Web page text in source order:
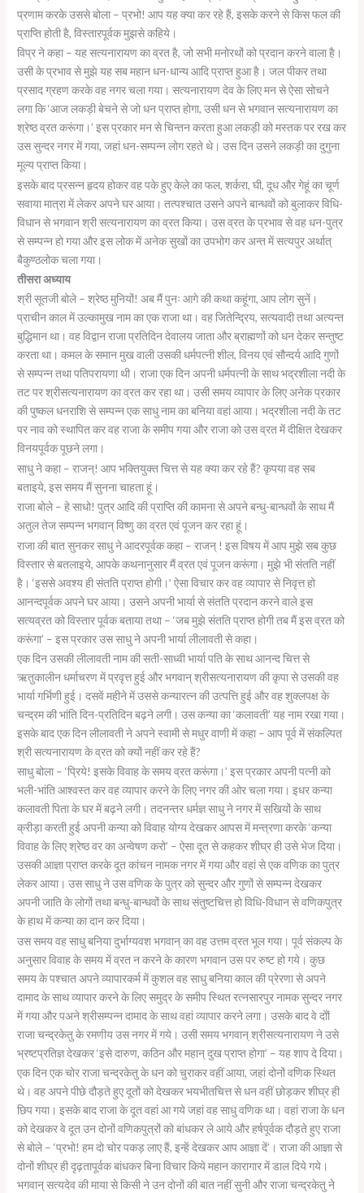
प्रणाम करके उससे बोला – प्रभो! आप यह क्या कर रहे हैं, इसके करने से किस फल की
प्राप्ति होती है, विस्तारपूर्वक मुझसे कहिये।
विप्र ने कहा – यह सत्यनारायण का व्रत है, जो सभी मनोरथों को प्रदान करने वाला है।
उसी के प्रभाव से मुझे यह सब महान धन-धान्य आदि प्राप्त हुआ है। जल पीकर तथा
प्रसाद ग्रहण करके वह नगर चला गया। सत्यनारायण देव के लिए मन से ऐसा सोचने
लगा कि ‘आज लकड़ी बेचने से जो धन प्राप्त होगा, उसी धन से भगवान सत्यनारायण का
श्रेष्ठ व्रत करूंगा।’ इस प्रकार मन से चिन्तन करता हुआ लकड़ी को मस्तक पर रख कर
उस सुन्दर नगर में गया, जहां धन-सम्पन्न लोग रहते थे। उस दिन उसने लकड़ी का दुगुना
मूल्य प्राप्त किया।
इसके बाद प्रसन्न हृदय होकर वह पके हुए केले का फल, शर्करा, घी, दूध और गेहूं का चूर्ण
सवाया मात्रा में लेकर अपने घर आया। तत्पश्चात उसने अपने बान्धवों को बुलाकर विधि-
विधान से भगवान श्री सत्यनारायण का व्रत किया। उस व्रत के प्रभाव से वह धन-पुत्र
से सम्पन्न हो गया और इस लोक में अनेक सुखों का उपभोग कर अन्त में सत्यपुर अर्थात्
बैकुण्ठलोक चला गया।
तीसरा अध्याय
श्री सूतजी बोले – श्रेष्ठ मुनियों! अब मैं पुनः आगे की कथा कहूंगा, आप लोग सुनें।
प्राचीन काल में उल्कामुख नाम का एक राजा था। वह जितेन्द्रिय, सत्यवादी तथा अत्यन्त
बुद्धिमान था। वह विद्वान राजा प्रतिदिन देवालय जाता और ब्राह्मणों को धन देकर सन्तुष्ट
करता था। कमल के समान मुख वाली उसकी धर्मपत्नी शील, विनय एवं सौन्दर्य आदि गुणों
से सम्पन्न तथा पतिपरायणा थी। राजा एक दिन अपनी धर्मपत्नी के साथ भद्रशीला नदी के
तट पर श्रीसत्यनारायण का व्रत कर रहा था। उसी समय व्यापार के लिए अनेक प्रकार
की पुष्कल धनराशि से सम्पन्न एक साधु नाम का बनिया वहां आया। भद्रशीला नदी के तट
पर नाव को स्थापित कर वह राजा के समीप गया और राजा को उस व्रत में दीक्षित देखकर
विनयपूर्वक पूछने लगा।
साधु ने कहा – राजन्! आप भक्तियुक्त चित्त से यह क्या कर रहे हैं? कृपया वह सब
बताइये, इस समय मैं सुनना चाहता हूं।
राजा बोले – हे साधो! पुत्र आदि की प्राप्ति की कामना से अपने बन्धु-बान्धवों के साथ मैं
अतुल तेज सम्पन्न भगवान् विष्णु का व्रत एवं पूजन कर रहा हूं।
राजा की बात सुनकर साधु ने आदरपूर्वक कहा – राजन् ! इस विषय में आप मुझे सब कुछ
विस्तार से बतलाइये, आपके कथनानुसार मैं व्रत एवं पूजन करूंगा। मुझे भी संतति नहीं
है। ‘इससे अवश्य ही संतति प्राप्त होगी।’ ऐसा विचार कर वह व्यापार से निवृत्त हो
आनन्दपूर्वक अपने घर आया। उसने अपनी भार्या से संतति प्रदान करने वाले इस
सत्यव्रत को विस्तार पूर्वक बताया तथा – ‘जब मुझे संतति प्राप्त होगी तब मैं इस व्रत को
करूंगा’ – इस प्रकार उस साधु ने अपनी भार्या लीलावती से कहा।
एक दिन उसकी लीलावती नाम की सती-साध्वी भार्या पति के साथ आनन्द चित्त से
ऋतुकालीन धर्माचरण में प्रवृत्त हुई और भगवान् श्रीसत्यनारायण की कृपा से उसकी वह
भार्या गर्भिणी हुई। दसवें महीने में उससे कन्यारत्न की उत्पत्ति हुई और वह शुक्लपक्ष के
चन्द्रम की भांति दिन-प्रतिदिन बढ़ने लगी। उस कन्या का ‘कलावती’ यह नाम रखा गया।
इसके बाद एक दिन लीलावती ने अपने स्वामी से मधुर वाणी में कहा – आप पूर्व में संकल्पित
श्री सत्यनारायण के व्रत को क्यों नहीं कर रहे हैं?
साधु बोला – ‘प्रिये! इसके विवाह के समय व्रत करूंगा।’ इस प्रकार अपनी पत्नी को
भली-भांति आश्वस्त कर वह व्यापार करने के लिए नगर की ओर चला गया। इधर कन्या
कलावती पिता के घर में बढ़ने लगी। तदनन्तर धर्मज्ञ साधु ने नगर में सखियों के साथ
क्रीड़ा करती हुई अपनी कन्या को विवाह योग्य देखकर आपस में मन्त्रणा करके ‘कन्या
विवाह के लिए श्रेष्ठ वर का अन्वेषण करो’ – ऐसा दूत से कहकर शीघ्र ही उसे भेज दिया।
उसकी आज्ञा प्राप्त करके दूत कांचन नामक नगर में गया और वहां से एक वणिक का पुत्र
लेकर आया। उस साधु ने उस वणिक के पुत्र को सुन्दर और गुणों से सम्पन्न देखकर
अपनी जाति के लोगों तथा बन्धु-बान्धवों के साथ संतुष्टचित्त हो विधि-विधान से वणिकपुत्र
के हाथ में कन्या का दान कर दिया।
उस समय वह साधु बनिया दुर्भाग्यवश भगवान् का वह उत्तम व्रत भूल गया। पूर्व संकल्प के
अनुसार विवाह के समय में व्रत न करने के कारण भगवान उस पर रुष्ट हो गये। कुछ
समय के पश्चात अपने व्यापारकर्म में कुशल वह साधु बनिया काल की प्रेरणा से अपने
दामाद के साथ व्यापार करने के लिए समुद्र के समीप स्थित रत्नसारपुर नामक सुन्दर नगर
में गया और पअने श्रीसम्पन्न दामाद के साथ वहां व्यापार करने लगा। उसके बाद वे दोों
राजा चन्द्रकेतु के रमणीय उस नगर में गये। उसी समय भगवान् श्रीसत्यनारायण ने उसे
भ्रष्टप्रतिज्ञ देखकर ‘इसे दारुण, कठिन और महान् दुख प्राप्त होगा’ – यह शाप दे दिया।
एक दिन एक चोर राजा चन्द्रकेतु के धन को चुराकर वहीं आया, जहां दोनों वणिक स्थित
थे। वह अपने पीछे दौड़ते हुए दूतों को देखकर भयभीतचित्त से धन वहीं छोड़कर शीघ्र ही
छिप गया। इसके बाद राजा के दूत वहां आ गये जहां वह साधु वणिक था। वहां राजा के धन
को देखकर वे दूत उन दोनों वणिकपुत्रों को बांधकर ले आये और हर्षपूर्वक दौड़ते हुए राजा
से बोले – ‘प्रभो! हम दो चोर पकड़ लाए हैं, इन्हें देखकर आप आज्ञा दें’। राजा की आज्ञा से
दोनों शीघ्र ही दृढ़तापूर्वक बांधकर बिना विचार किये महान कारागार में डाल दिये गये।
भगवान् सत्यदेव की माया से किसी ने उन दोनों की बात नहीं सुनी और राजा चन्द्रकेतु ने